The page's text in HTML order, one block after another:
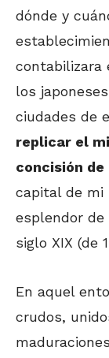
dónde y
contabilizara
los
ciudades de
replicar el
concisión
capital de mi
esplendor de
siglo XIX (de
En aquel
crudos,